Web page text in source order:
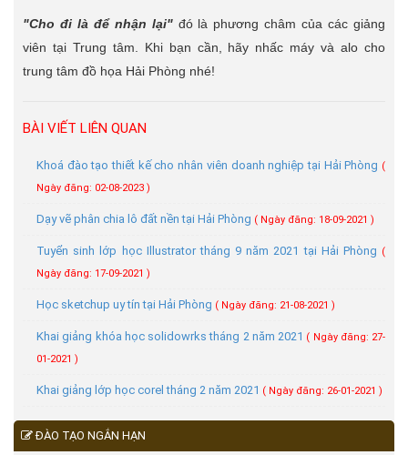
"Cho đi là để nhận lại"đó là phương châm của các giảng
viên tại Trung tâm. Khi bạn cần, hãy nhấc máy và alo cho
trung tâm đồ họa Hải Phòng nhé!
BÀI VIẾT LIÊN QUAN
Khoá đào tạo thiết kế cho nhân viên doanh nghiệp tại Hải Phòng (
Ngày đăng: 02-08-2023 )
Dạy vẽ phân chia lô đất nền tại Hải Phòng ( Ngày đăng: 18-09-2021 )
Tuyển sinh lớp học Illustrator tháng 9 năm 2021 tại Hải Phòng (
Ngày đăng: 17-09-2021 )
Học sketchup uy tín tại Hải Phòng ( Ngày đăng: 21-08-2021 )
Khai giảng khóa học solidowrks tháng 2 năm 2021 ( Ngày đăng: 27-
01-2021 )
Khai giảng lớp học corel tháng 2 năm 2021 ( Ngày đăng: 26-01-2021 )
ĐÀO TẠO NGẮN HẠN